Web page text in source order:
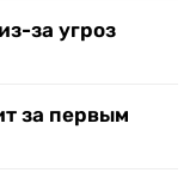
за угроз
за первым